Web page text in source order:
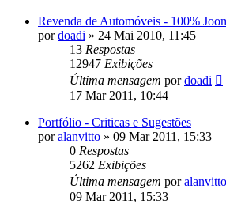
Revenda de Automóveis - 100%
pordoadi » 24 Mai 2010, 11:45
13 Respostas
12947 Exibições
Última mensagem pordoadi
17 Mar 2011, 10:44
Portfólio - Criticas e Sugestões
poralanvitto » 09 Mar 2011, 15:33
0 Respostas
5262 Exibições
Última mensagem poralanvitto
09 Mar 2011, 15:33